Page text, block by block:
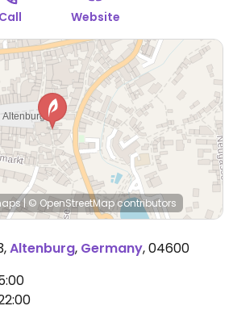
Call Website
| © OpenStreetMapcontributors
,Altenburg, Germany,04600